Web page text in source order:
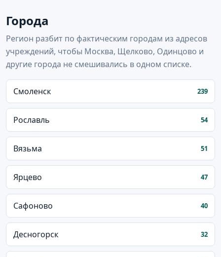
Города
Регион разбит по фактическим городам из адресов
учреждений, чтобы Москва, Щелково, Одинцово и
другие города не смешивались в одном списке.
Смоленск 239
Рославль 54
Вязьма 51
Ярцево 47
Сафоново 40
Десногорск 32